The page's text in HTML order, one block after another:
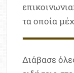
τα οποία
Διάβασε